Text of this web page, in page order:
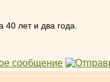
лет и два года.